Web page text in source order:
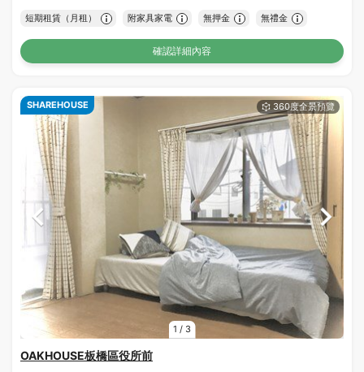
短期租賃（月租） 附家具家電 無押金 無禮金
確認詳細內容
1 / 3
SHAREHOUSE
OAKHOUSE板橋區役所前